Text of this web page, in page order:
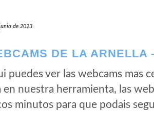
de 2023
DE LA ARNELLA
puedes ver las webcams mas
en nuestra herramienta, las
minutos para que podais